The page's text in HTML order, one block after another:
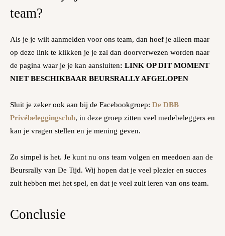
team?
Als je je wilt aanmelden voor ons team, dan hoef je alleen maar
op deze link te klikken je je zal dan doorverwezen worden naar
de pagina waar je je kan aansluiten: LINK OP DIT MOMENT
NIET BESCHIKBAAR BEURSRALLY AFGELOPEN
Sluit je zeker ook aan bij de Facebookgroep: De DBB
Privébeleggingsclub, in deze groep zitten veel medebeleggers en
kan je vragen stellen en je mening geven.
Zo simpel is het. Je kunt nu ons team volgen en meedoen aan de
Beursrally van De Tijd. Wij hopen dat je veel plezier en succes
zult hebben met het spel, en dat je veel zult leren van ons team.
Conclusie